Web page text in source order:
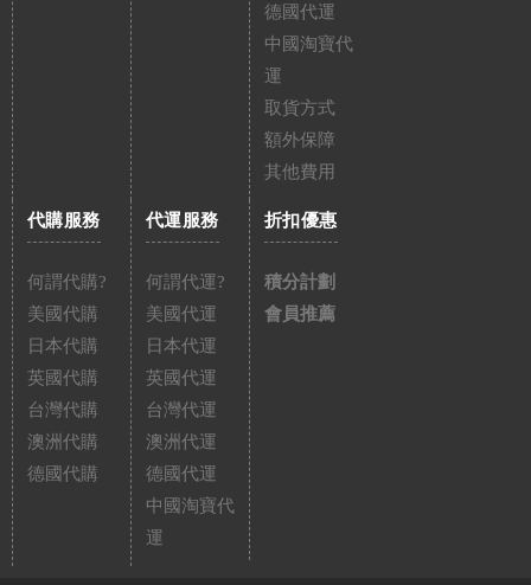
德國代運
中國淘寶代
運
取貨方式
額外保障
其他費用
代購服務
何謂代購?
美國代購
日本代購
英國代購
台灣代購
澳洲代購
德國代購
代運服務
何謂代運?
美國代運
日本代運
英國代運
台灣代運
澳洲代運
德國代運
中國淘寶代
運
折扣優惠
積分計劃
會員推薦